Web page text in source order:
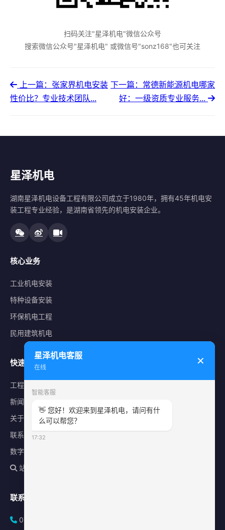
扫码关注"星泽机电"微信公众号
搜索微信公众号"星泽机电" 或微信号"sonz168"也可关注
上一篇：张家界机电安装
性价比？专业技术团队...
下一篇：常德新能源机电哪家
好：一级资质专业服务...
星泽机电
湖南星泽机电设备工程有限公司成立于1980年，拥有45年机电安
装工程专业经验，是湖南省领先的机电安装企业。
核心业务
工业机电安装
特种设备安装
环保机电工程
民用建筑机电
快速导航
工程案例
新闻中心
关于星泽
联系我们
数字化平台
站内搜索
联系方式
0731-84010225
星泽机电客服
在线
✕
智能客服
👋 您好！欢迎来到星泽机电，请问有什
么可以帮您？
17:32